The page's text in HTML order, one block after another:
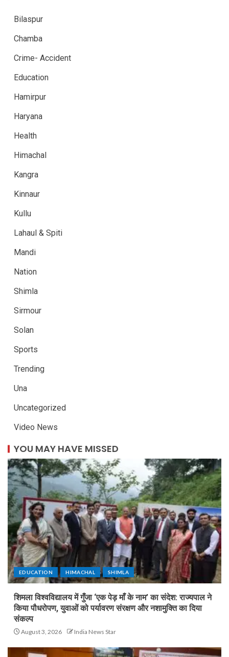
Bilaspur
Chamba
Crime- Accident
Education
Hamirpur
Haryana
Health
Himachal
Kangra
Kinnaur
Kullu
Lahaul & Spiti
Mandi
Nation
Shimla
Sirmour
Solan
Sports
Trending
Una
Uncategorized
Video News
YOU MAY HAVE MISSED
EDUCATION HIMACHAL SHIMLA
शिमला विश्वविद्यालय में गुँजा ‘एक पेड़ माँ के नाम’ का संदेश: राज्यपाल ने
किया पौधरोपण, युवाओं को पर्यावरण संरक्षण और नशामुक्ति का दिया
संकल्प
August 3, 2026 India News Star